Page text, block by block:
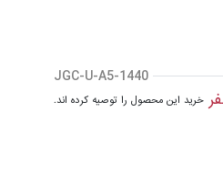
JGC-U-A5-1440
خرید این محصول را توصیه کرده اند.